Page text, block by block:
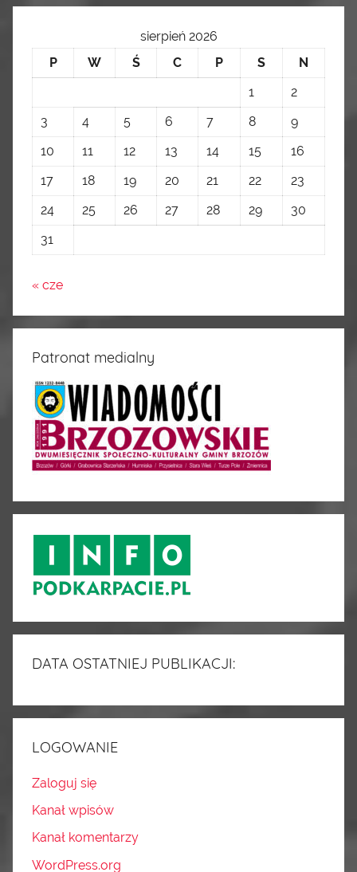
sierpień 2026
P
W Ś C P S
N
1
2
3
4 5 6 7 8
9
10
11 12 13 14 15
16
17
18 19 20 21 22
23
24
25 26 27 28 29
30
31
« cze
Patronat medialny
DATA OSTATNIEJ PUBLIKACJI:
LOGOWANIE
Zaloguj się
Kanał wpisów
Kanał komentarzy
WordPress.org